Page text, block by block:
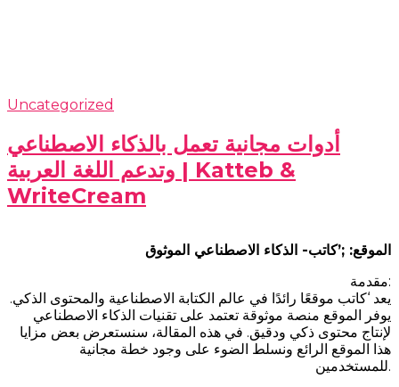
Uncategorized
أدوات مجانية تعمل بالذكاء الاصطناعي
وتدعم اللغة العربية | Katteb &
WriteCream
الموقع: ;’كاتب- الذكاء الاصطناعي الموثوق
مقدمة:
يعد ‘كاتب موقعًا رائدًا في عالم الكتابة الاصطناعية والمحتوى الذكي.
يوفر الموقع منصة موثوقة تعتمد على تقنيات الذكاء الاصطناعي
لإنتاج محتوى ذكي ودقيق. في هذه المقالة، سنستعرض بعض مزايا
هذا الموقع الرائع ونسلط الضوء على وجود خطة مجانية
للمستخدمين.